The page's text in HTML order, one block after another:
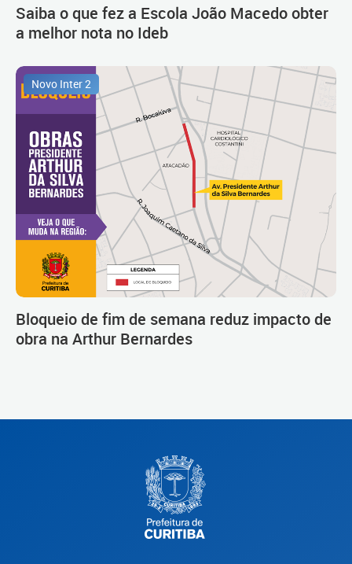
Saiba o que fez a Escola João Macedo obter
a melhor nota no Ideb
Novo Inter 2
Bloqueio de fim de semana reduz impacto de
obra na Arthur Bernardes